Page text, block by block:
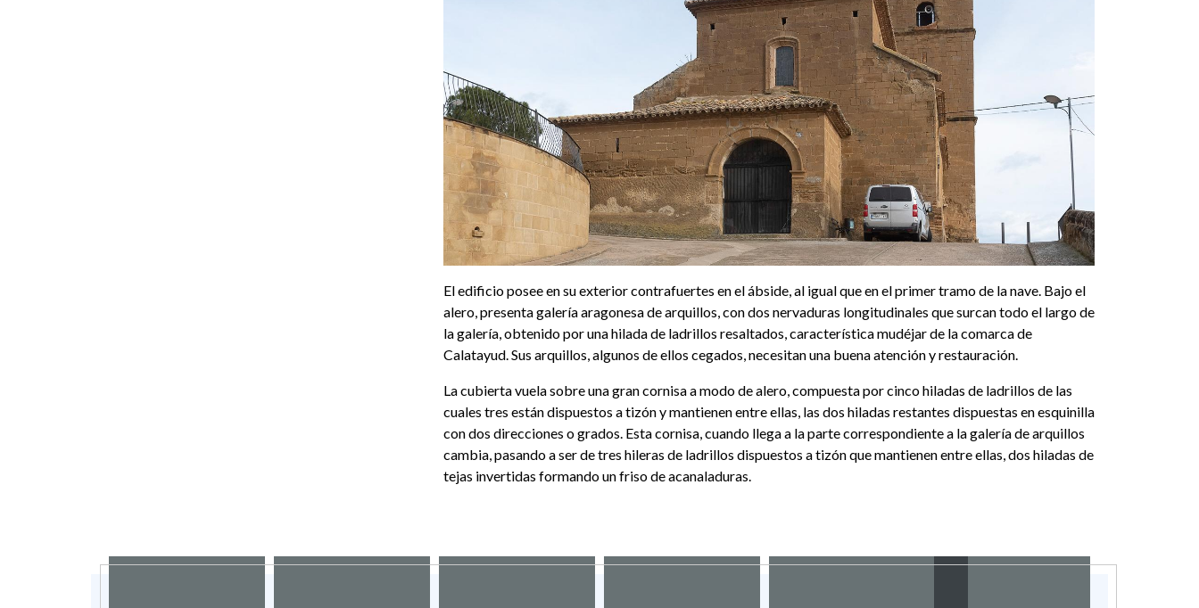
El edificio posee en su exterior contrafuertes en el ábside, al igual que en el primer tramo de la nave. Bajo el
alero, presenta galería aragonesa de arquillos, con dos nervaduras longitudinales que surcan todo el largo de
la galería, obtenido por una hilada de ladrillos resaltados, característica mudéjar de la comarca de
Calatayud. Sus arquillos, algunos de ellos cegados, necesitan una buena atención y restauración.
La cubierta vuela sobre una gran cornisa a modo de alero, compuesta por cinco hiladas de ladrillos de las
cuales tres están dispuestos a tizón y mantienen entre ellas, las dos hiladas restantes dispuestas en esquinilla
con dos direcciones o grados. Esta cornisa, cuando llega a la parte correspondiente a la galería de arquillos
cambia, pasando a ser de tres hileras de ladrillos dispuestos a tizón que mantienen entre ellas, dos hiladas de
tejas invertidas formando un friso de acanaladuras.